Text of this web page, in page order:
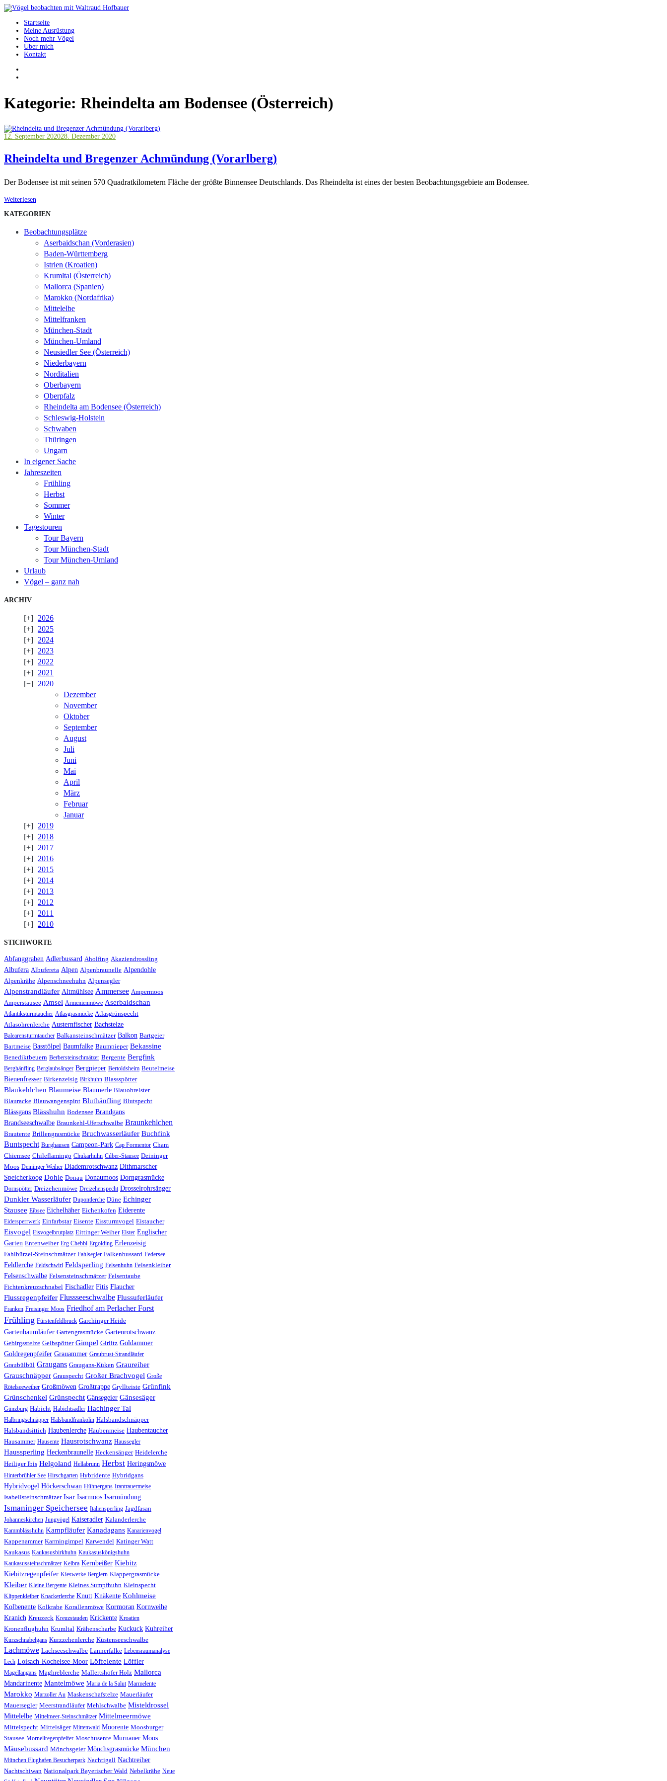
Springe
Inhalt
Vögel beobachten mit Waltraud Hofbauer
Startseite
Meine Ausrüstung
Noch mehr Vögel
Über mich
Kontakt
Kategorie: Rheindelta am Bodensee (Österreich)
12. September 202028. Dezember 2020
Rheindelta und Bregenzer Achmündung (Vorarlberg)
Der Bodensee ist mit seinen 570 Quadratkilometern Fläche der größte Binnensee Deutschlands. Das Rheindelta ist eines der besten Beobachtungsgebiete am Bodensee.
Weiterlesen
KATEGORIEN
Beobachtungsplätze
Aserbaidschan (Vorderasien)
Baden-Württemberg
Istrien (Kroatien)
Krumltal (Österreich)
Mallorca (Spanien)
Marokko (Nordafrika)
Mittelelbe
Mittelfranken
München-Stadt
München-Umland
Neusiedler See (Österreich)
Niederbayern
Norditalien
Oberbayern
Oberpfalz
Rheindelta am Bodensee (Österreich)
Schleswig-Holstein
Schwaben
Thüringen
Ungarn
In eigener Sache
Jahreszeiten
Frühling
Herbst
Sommer
Winter
Tagestouren
Tour Bayern
Tour München-Stadt
Tour München-Umland
Urlaub
Vögel – ganz nah
ARCHIV
2026
2025
2024
2023
2022
2021
2020
Dezember
November
Oktober
September
August
Juli
Juni
Mai
April
März
Februar
Januar
2019
2018
2017
2016
2015
2014
2013
2012
2011
2010
STICHWORTE
Abfanggraben Adlerbussard Aholfing Akaziendrossling
Albufera Albufereta Alpen Alpenbraunelle Alpendohle
Alpenkrähe Alpenschneehuhn Alpensegler
Alpenstrandläufer Altmühlsee Ammersee Ampermoos
Amperstausee Amsel Armenienmöwe Aserbaidschan
Atlantiksturmtaucher Atlasgrasmücke Atlasgrünspecht
Atlasohrenlerche Austernfischer Bachstelze
Balearensturmtaucher Balkansteinschmätzer Balkon Bartgeier
Bartmeise Basstölpel Baumfalke Baumpieper Bekassine
Benediktbeuern Berbersteinschmätzer Bergente Bergfink
Berghänfling Berglaubsänger Bergpieper Bertoldsheim Beutelmeise
Bienenfresser Birkenzeisig Birkhuhn Blassspötter
Blaukehlchen Blaumeise Blaumerle Blauohrelster
Blauracke Blauwangenspint Bluthänfling Blutspecht
Blässgans Blässhuhn Bodensee Brandgans
Brandseeschwalbe Braunkehl-Uferschwalbe Braunkehlchen
Brautente Brillengrasmücke Bruchwasserläufer Buchfink
Buntspecht Burghausen Campeon-Park Cap Formentor Cham
Chiemsee Chileflamingo Chukarhuhn Cúber-Stausee Deininger
Moos Deininger Weiher Diademrotschwanz Dithmarscher
Speicherkoog Dohle Donau Donaumoos Dorngrasmücke
Dornspötter Dreizehenmöwe Dreizehenspecht Drosselrohrsänger
Dunkler Wasserläufer Dupontlerche Düne Echinger
Stausee Eibsee Eichelhäher Eichenkofen Eiderente
Eidersperrwerk Einfarbstar Eisente Eissturmvogel Eistaucher
Eisvogel Eisvogelbrutplatz Eittinger Weiher Elster Englischer
Garten Entenweiher Erg Chebbi Ergolding Erlenzeisig
Fahlbürzel-Steinschmätzer Fahlsegler Falkenbussard Federsee
Feldlerche Feldschwirl Feldsperling Felsenhuhn Felsenkleiber
Felsenschwalbe Felsensteinschmätzer Felsentaube
Fichtenkreuzschnabel Fischadler Fitis Flaucher
Flussregenpfeifer Flussseeschwalbe Flussuferläufer
Franken Freisinger Moos Friedhof am Perlacher Forst
Frühling Fürstenfeldbruck Garchinger Heide
Gartenbaumläufer Gartengrasmücke Gartenrotschwanz
Gebirgsstelze Gelbspötter Gimpel Girlitz Goldammer
Goldregenpfeifer Grauammer Graubrust-Strandläufer
Graubülbül Graugans Graugans-Küken Graureiher
Grauschnäpper Grauspecht Großer Brachvogel Große
Rötelseeweiher Großmöwen Großtrappe Gryllteiste Grünfink
Grünschenkel Grünspecht Gänsegeier Gänsesäger
Günzburg Habicht Habichtsadler Hachinger Tal
Halbringschnäpper Halsbandfrankolin Halsbandschnäpper
Halsbandsittich Haubenlerche Haubenmeise Haubentaucher
Hausammer Hausente Hausrotschwanz Haussegler
Haussperling Heckenbraunelle Heckensänger Heidelerche
Heiliger Ibis Helgoland Hellabrunn Herbst Heringsmöwe
Hinterbrühler See Hirschgarten Hybridente Hybridgans
Hybridvogel Höckerschwan Hühnergans Irantrauermeise
Isabellsteinschmätzer Isar Isarmoos Isarmündung
Ismaninger Speichersee Italiensperling Jagdfasan
Johanneskirchen Jungvögel Kaiseradler Kalanderlerche
Kammblässhuhn Kampfläufer Kanadagans Kanarienvogel
Kappenammer Karmingimpel Karwendel Katinger Watt
Kaukasus Kaukasusbirkhuhn Kaukasuskönigshuhn
Kaukasussteinschmätzer Kelbra Kernbeißer Kiebitz
Kiebitzregenpfeifer Kieswerke Berglern Klappergrasmücke
Kleiber Kleine Bergente Kleines Sumpfhuhn Kleinspecht
Klippenkleiber Knackerlerche Knutt Knäkente Kohlmeise
Kolbenente Kolkrabe Korallenmöwe Kormoran Kornweihe
Kranich Kreuzeck Kreuzstauden Krickente Kroatien
Kronenflughuhn Krumltal Krähenscharbe Kuckuck Kuhreiher
Kurzschnabelgans Kurzzehenlerche Küstenseeschwalbe
Lachmöwe Lachseeschwalbe Lannerfalke Lebensraumanalyse
Lech Loisach-Kochelsee-Moor Löffelente Löffler
Magellangans Maghreblerche Mallertshofer Holz Mallorca
Mandarinente Mantelmöwe Maria de la Salut Marmelente
Marokko Marzoller Au Maskenschafstelze Mauerläufer
Mauersegler Meerstrandläufer Mehlschwalbe Misteldrossel
Mittelelbe Mittelmeer-Steinschmätzer Mittelmeermöwe
Mittelspecht Mittelsäger Mittenwald Moorente Moosburger
Stausee Mornellregenpfeifer Moschusente Murnauer Moos
Mäusebussard Mönchsgeier Mönchsgrasmücke München
München Flughafen Besucherpark Nachtigall Nachtreiher
Nachtschiwan Nationalpark Bayerischer Wald Nebelkrähe Neue